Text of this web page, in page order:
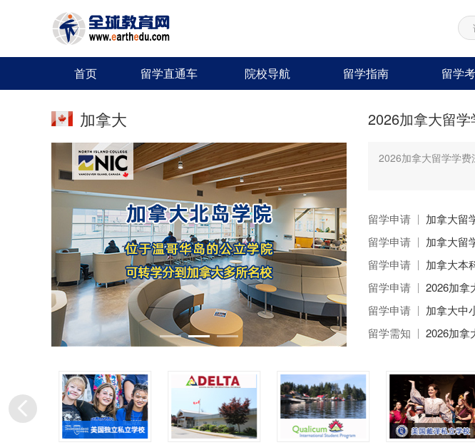
首页 留学直通车 院校导航 留学指南 留学
加拿大 2026加拿大留
2026加拿大留学学费
留学申请
加拿大留
留学申请
加拿大留
留学申请
加拿大本
留学申请
2026加拿
留学申请
加拿大中
留学需知
2026加拿